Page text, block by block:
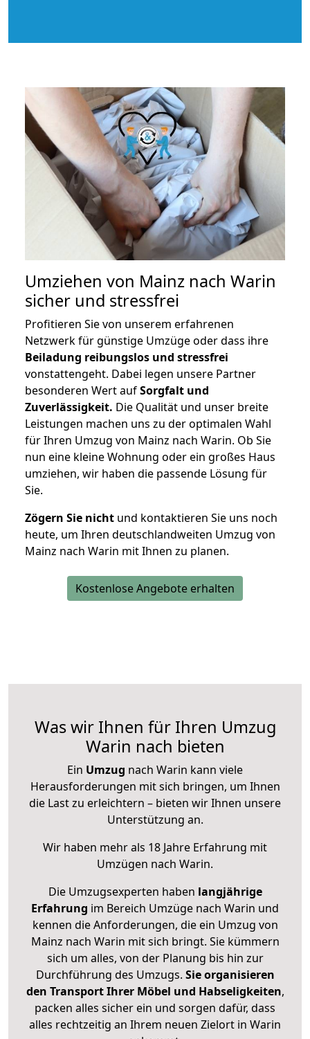
Umziehen von Mainz nach Warin
sicher und stressfrei
Profitieren Sie von unserem erfahrenen
Netzwerk für günstige Umzüge oder dass ihre
Beiladung reibungslos und stressfrei
vonstattengeht. Dabei legen unsere Partner
besonderen Wert aufSorgfalt und
Zuverlässigkeit. Die Qualität und unser breite
Leistungen machen uns zu der optimalen Wahl
für Ihren Umzug von Mainz nach Warin. Ob Sie
nun eine kleine Wohnung oder ein großes Haus
umziehen, wir haben die passende Lösung für
Sie.
Zögern Sie nicht und kontaktieren Sie uns noch
heute, um Ihren deutschlandweiten Umzug von
Mainz nach Warin mit Ihnen zu planen.
Kostenlose Angebote erhalten
Was wir Ihnen für Ihren Umzug
Warin nach bieten
Ein Umzug nach Warin kann viele
Herausforderungen mit sich bringen, um Ihnen
die Last zu erleichtern – bieten wir Ihnen unsere
Unterstützung an.
Wir haben mehr als 18 Jahre Erfahrung mit
Umzügen nach Warin.
Die Umzugsexperten haben langjährige
Erfahrung im Bereich Umzüge nach Warin und
kennen die Anforderungen, die ein Umzug von
Mainz nach Warin mit sich bringt. Sie kümmern
sich um alles, von der Planung bis hin zur
Durchführung des Umzugs. Sie organisieren
den Transport Ihrer Möbel und Habseligkeiten,
packen alles sicher ein und sorgen dafür, dass
alles rechtzeitig an Ihrem neuen Zielort in Warin